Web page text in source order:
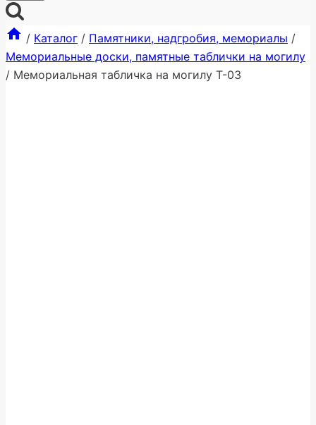
/ Каталог / Памятники, надгробия, мемориалы /
Мемориальные доски, памятные таблички на могилу
/ Мемориальная табличка на могилу Т-03